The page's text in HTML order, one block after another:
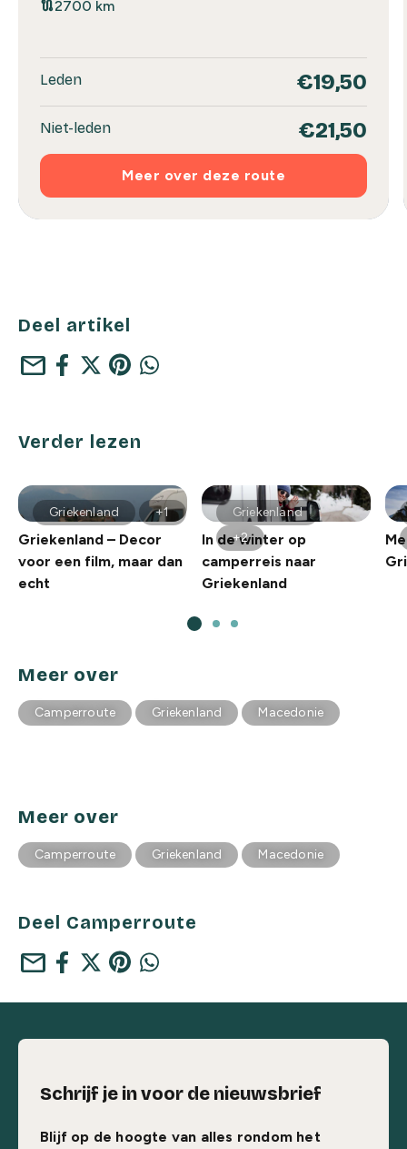
route2700 km
Leden €19,50
Niet-leden €21,50
Meer over deze route
Deel artikel
mail
Verder lezen
Griekenland +1
Griekenland – Decor
voor een film, maar dan
echt
Griekenland
+2
In de winter op
camperreis naar
Griekenland
Meer over
Camperroute Griekenland Macedonie
Meer over
Camperroute Griekenland Macedonie
Deel Camperroute
mail
Schrijf je in voor de nieuwsbrief
Blijf op de hoogte van alles rondom het